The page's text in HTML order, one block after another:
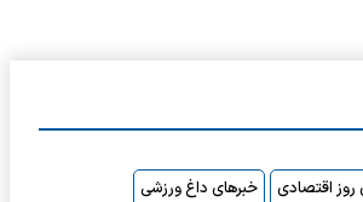
اقتصادی
خبرهای داغ ورزشی